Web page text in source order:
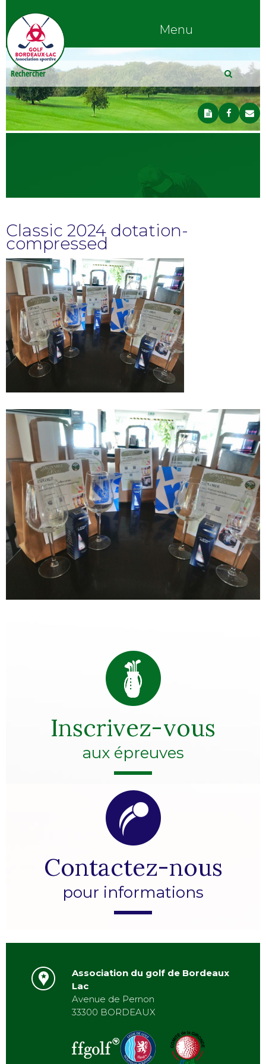
Menu
Classic 2024 dotation-
compressed
Inscrivez-vous
aux épreuves
Contactez-nous
pour informations
Association du golf de Bordeaux
Lac
Avenue de Pernon
33300 BORDEAUX